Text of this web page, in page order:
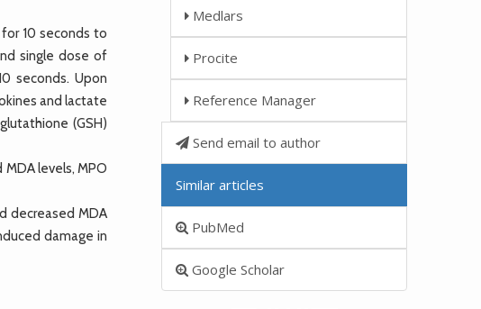
10 seconds to
single dose of
seconds. Upon
and lactate
(GSH)
levels, MPO
decreased MDA
damage in
Medlars
Procite
Reference Manager
Send email to author
Similar articles
PubMed
Google Scholar